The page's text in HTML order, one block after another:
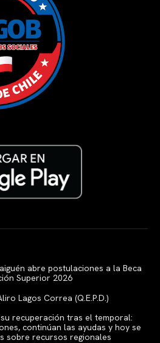
abre postulaciones a la Beca
Superior 2026
Lagos Correa (Q.E.P.D.)
recuperación tras el temporal:
continúan las ayudas y hoy se
sobre recursos regionales